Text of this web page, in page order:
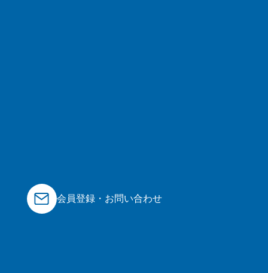
会員登録・お問い合わせ